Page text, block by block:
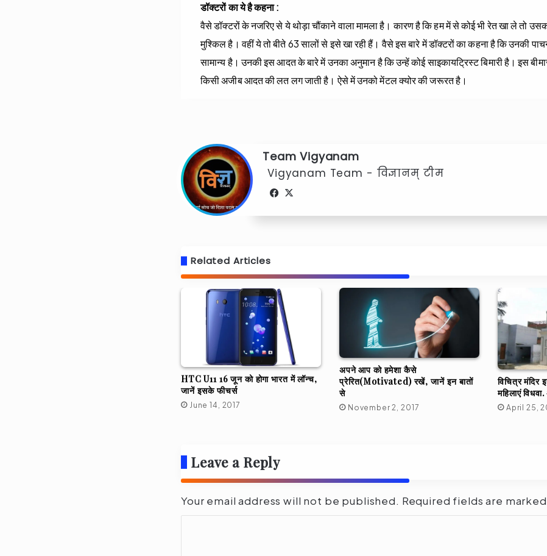
डॉक्‍टरों का ये है कहना :
वैसे डॉक्‍टरों के नजरिए से ये थोड़ा चौंकाने वाला मामला है। कारण है कि हम में से कोई भी रेत खा ले तो
मुश्‍किल है। वहीं ये तो बीते 63 सालों से इसे खा रही हैं। वैसे इस बारे में डॉक्‍टरों का कहना है कि उनकी
सामान्‍य है। उनकी इस आदत के बारे में उनका अनुमान है कि उन्‍हें कोई साइकायट्रिस्‍ट बिमारी है। इस
किसी अजीब आदत की लत लग जाती है। ऐसे में उनको मेंटल क्‍योर की जरूरत है।
Team Vigyanam
Vigyanam Team - विज्ञानम् टीम
Facebook
Related Articles
HTC U11 16 जून को होगा भारत में लॉन्च,
जानें इसके फीचर्स
June 14, 2017
अपने आप को हमेशा कैसे
प्रेरित(Motivated) रखें, जानें इन बातों
से
November 2, 2017
विचित्र मंदिर
महिलाएं
April 25,
Leave a Reply
Your email address will not be published. Required fields are marked